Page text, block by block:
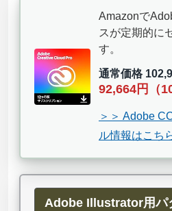
Amazonで
スが定期的に
す。
通常価格
92,664円（
＞＞ Adobe
ル情報はこち
Adobe Illustrator用パ